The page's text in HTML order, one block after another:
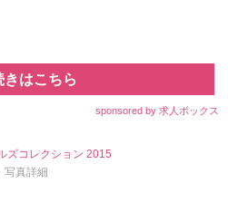
きはこちら
sponsored by 求人ボックス
ズコレクション 2015
写真詳細